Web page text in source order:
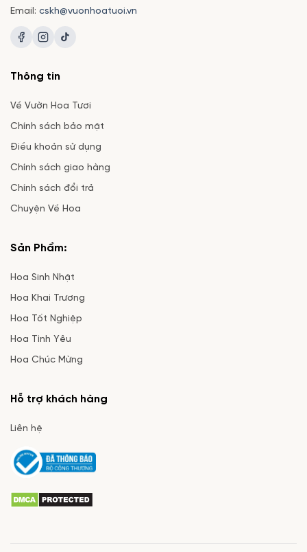
Email: cskh@vuonhoatuoi.vn
Thông tin
Về Vườn Hoa Tươi
Chính sách bảo mật
Điều khoản sử dụng
Chính sách giao hàng
Chính sách đổi trả
Chuyện Về Hoa
Sản Phẩm:
Hoa Sinh Nhật
Hoa Khai Trương
Hoa Tốt Nghiệp
Hoa Tình Yêu
Hoa Chúc Mừng
Hỗ trợ khách hàng
Liên hệ